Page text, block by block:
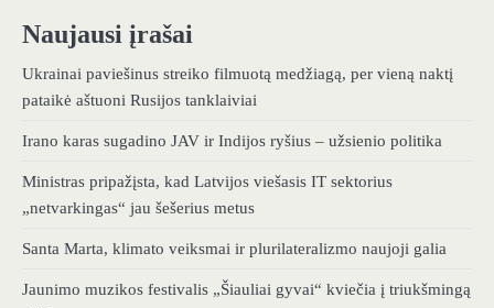
Naujausi įrašai
Ukrainai paviešinus streiko filmuotą medžiagą, per vieną naktį
pataikė aštuoni Rusijos tanklaiviai
Irano karas sugadino JAV ir Indijos ryšius – užsienio politika
Ministras pripažįsta, kad Latvijos viešasis IT sektorius
„netvarkingas“ jau šešerius metus
Santa Marta, klimato veiksmai ir plurilateralizmo naujoji galia
Jaunimo muzikos festivalis „Šiauliai gyvai“ kviečia į triukšmingą